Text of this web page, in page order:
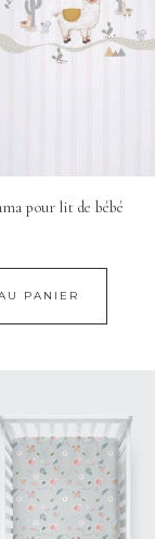
pour lit de bébé
PANIER